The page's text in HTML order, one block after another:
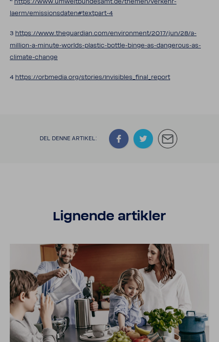
https://www.umwelt­bun­de­samt.de/themen/verkehr-​
laerm/emis­sions­daten#textpart-​4
3 https://www.thegu­ar­dian.com/envi­ron­ment/2017/jun/28/a-​
million-a-minute-worlds-plastic-bottle-binge-as-dangerous-as-
climate-change
4 https://orbmedia.org/stories/Invi­si­b­les_­fi­nal_­re­port
DEL DENNE ARTIKEL:
Lignende artikler